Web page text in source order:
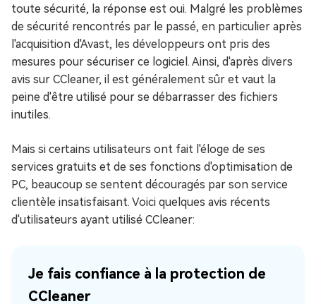
toute sécurité, la réponse est oui. Malgré les problèmes
de sécurité rencontrés par le passé, en particulier après
l'acquisition d'Avast, les développeurs ont pris des
mesures pour sécuriser ce logiciel. Ainsi, d'après divers
avis sur CCleaner, il est généralement sûr et vaut la
peine d'être utilisé pour se débarrasser des fichiers
inutiles.
Mais si certains utilisateurs ont fait l'éloge de ses
services gratuits et de ses fonctions d'optimisation de
PC, beaucoup se sentent découragés par son service
clientèle insatisfaisant. Voici quelques avis récents
d'utilisateurs ayant utilisé CCleaner:
Je fais confiance à la protection de
CCleaner